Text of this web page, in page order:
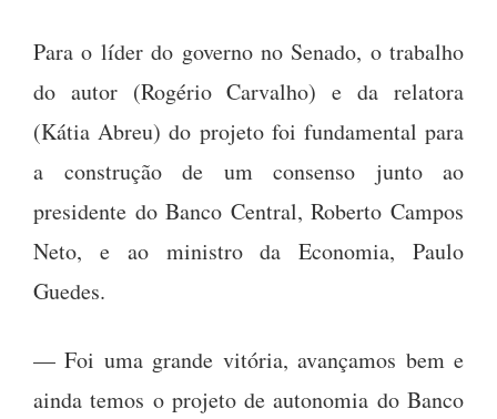
Para o líder do governo no Senado, o trabalho
do autor (Rogério Carvalho) e da relatora
(Kátia Abreu) do projeto foi fundamental para
a construção de um consenso junto ao
presidente do Banco Central, Roberto Campos
Neto, e ao ministro da Economia, Paulo
Guedes.
— Foi uma grande vitória, avançamos bem e
ainda temos o projeto de autonomia do Banco